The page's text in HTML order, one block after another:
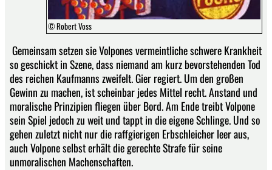
© Robert Voss
Gemeinsam setzen sie Volpones vermeintliche schwere Krankheit
so geschickt in Szene, dass niemand am kurz bevorstehenden Tod
des reichen Kaufmanns zweifelt. Gier regiert. Um den großen
Gewinn zu machen, ist scheinbar jedes Mittel recht. Anstand und
moralische Prinzipien fliegen über Bord. Am Ende treibt Volpone
sein Spiel jedoch zu weit und tappt in die eigene Schlinge. Und so
gehen zuletzt nicht nur die raffgierigen Erbschleicher leer aus,
auch Volpone selbst erhält die gerechte Strafe für seine
unmoralischen Machenschaften.